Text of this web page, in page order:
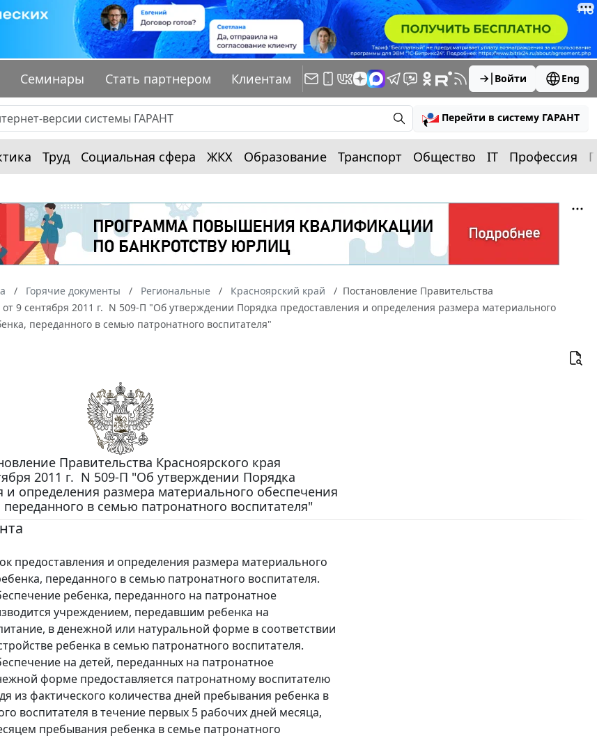
Семинары Стать партнером Клиентам Войти Eng
Перейти в систему ГАРАНТ
Труд Социальная сфера ЖКХ Образование Транспорт Общество IT Профессия
Горячие документы Региональные Красноярский край
Постановление Правительства
от 9 сентября 2011 г. N 509-П "Об утверждении Порядка предоставления и определения размера материального
переданного в семью патронатного воспитателя"
Правительства Красноярского края
2011 г. N 509-П "Об утверждении Порядка
и определения размера материального обеспечения
переданного в семью патронатного воспитателя"
предоставления и определения размера материального
переданного в семью патронатного воспитателя.
ребенка, переданного на патронатное
учреждением, передавшим ребенка на
в денежной или натуральной форме в соответствии
ребенка в семью патронатного воспитателя.
на детей, переданных на патронатное
форме предоставляется патронатному воспитателю
из фактического количества дней пребывания ребенка в
воспитателя в течение первых 5 рабочих дней месяца,
пребывания ребенка в семье патронатного